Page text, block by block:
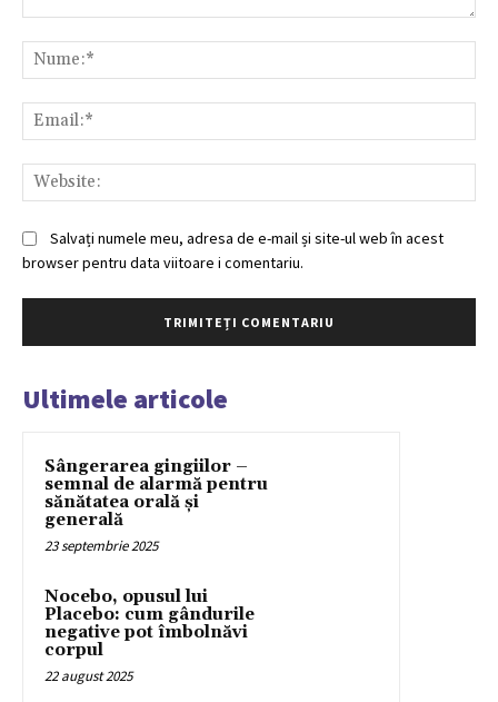
Salvați numele meu, adresa de e-mail și site-ul web în acest
browser pentru data viitoare i comentariu.
Ultimele articole
Sângerarea gingiilor –
semnal de alarmă pentru
sănătatea orală și
generală
23 septembrie 2025
Nocebo, opusul lui
Placebo: cum gândurile
negative pot îmbolnăvi
corpul
22 august 2025